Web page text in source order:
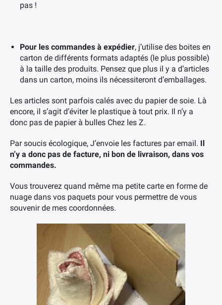
pas !
Pour les commandes à expédier, j’utilise des boites en
carton de différents formats adaptés (le plus possible)
à la taille des produits. Pensez que plus il y a d’articles
dans un carton, moins ils nécessiteront d’emballages.
Les articles sont parfois calés avec du papier de soie. Là
encore, il s’agit d’éviter le plastique à tout prix. Il n’y a
donc pas de papier à bulles Chez les Z.
Par soucis écologique, J’envoie les factures par email. Il
n’y a donc pas de facture, ni bon de livraison, dans vos
commandes.
Vous trouverez quand même ma petite carte en forme de
nuage dans vos paquets pour vous permettre de vous
souvenir de mes coordonnées.